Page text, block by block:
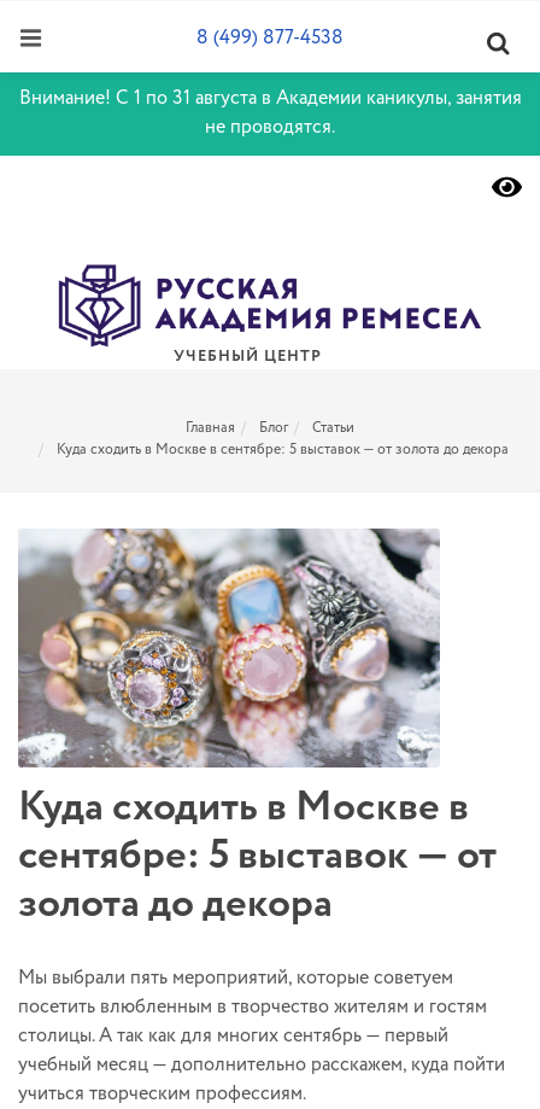
Внимание! С 1 по 31 августа в Академии каникулы, занятия
не проводятся.
УЧЕБНЫЙ ЦЕНТР
8 (499) 877-4538
Главная Блог
Статьи
Куда сходить в Москве в сентябре: 5 выставок — от золота до декора
Куда сходить в Москве в
сентябре: 5 выставок — от
золота до декора
Мы выбрали пять мероприятий, которые советуем
посетить влюбленным в творчество жителям и гостям
столицы. А так как для многих сентябрь — первый
учебный месяц — дополнительно расскажем, куда пойти
учиться творческим профессиям.